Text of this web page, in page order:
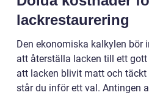
lackrestaurering
Den ekonomiska kalkylen bör
att återställa lacken till ett
att lacken blivit matt och täckt
står du inför ett val. Antingen